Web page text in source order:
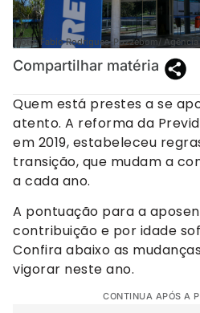
(Foto: Fabio Rodrigues-Pozzebom/ Agência
Compartilhar matéria
Quem está prestes a se
atento. A reforma da
em 2019, estabeleceu
transição, que mudam a
a cada ano.
A pontuação para a
contribuição e por idade
Confira abaixo as
vigorar neste ano.
CONTINUA APÓS A